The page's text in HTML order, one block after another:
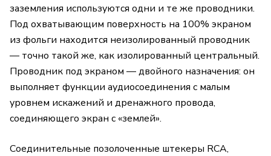
заземления используются одни и те же проводники.
Под охватывающим поверхность на 100% экраном
из фольги находится неизолированный проводник
— точно такой же, как изолированный центральный.
Проводник под экраном — двойного назначения: он
выполняет функции аудиосоединения с малым
уровнем искажений и дренажного провода,
соединяющего экран с «землей».
Соединительные позолоченные штекеры RCA,